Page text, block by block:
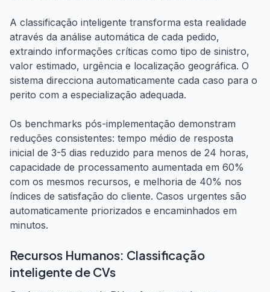
A classificação inteligente transforma esta realidade
através da análise automática de cada pedido,
extraindo informações críticas como tipo de sinistro,
valor estimado, urgência e localização geográfica. O
sistema direcciona automaticamente cada caso para o
perito com a especialização adequada.
Os benchmarks pós-implementação demonstram
reduções consistentes: tempo médio de resposta
inicial de 3-5 dias reduzido para menos de 24 horas,
capacidade de processamento aumentada em 60%
com os mesmos recursos, e melhoria de 40% nos
índices de satisfação do cliente. Casos urgentes são
automaticamente priorizados e encaminhados em
minutos.
Recursos Humanos: Classificação
inteligente de CVs